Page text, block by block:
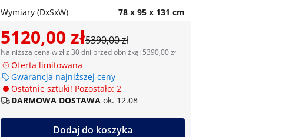
Wymiary (DxSxW) 78 x 95 x 131 cm
5120,00 zł5390,00 zł
Najniższa cena w zł z 30 dni przed obniżką: 5390,00 zł
Oferta limitowana
Gwarancja najniższej ceny
Ostatnie sztuki! Pozostało: 2
DARMOWA DOSTAWA ok. 12.08
Dodaj do koszyka